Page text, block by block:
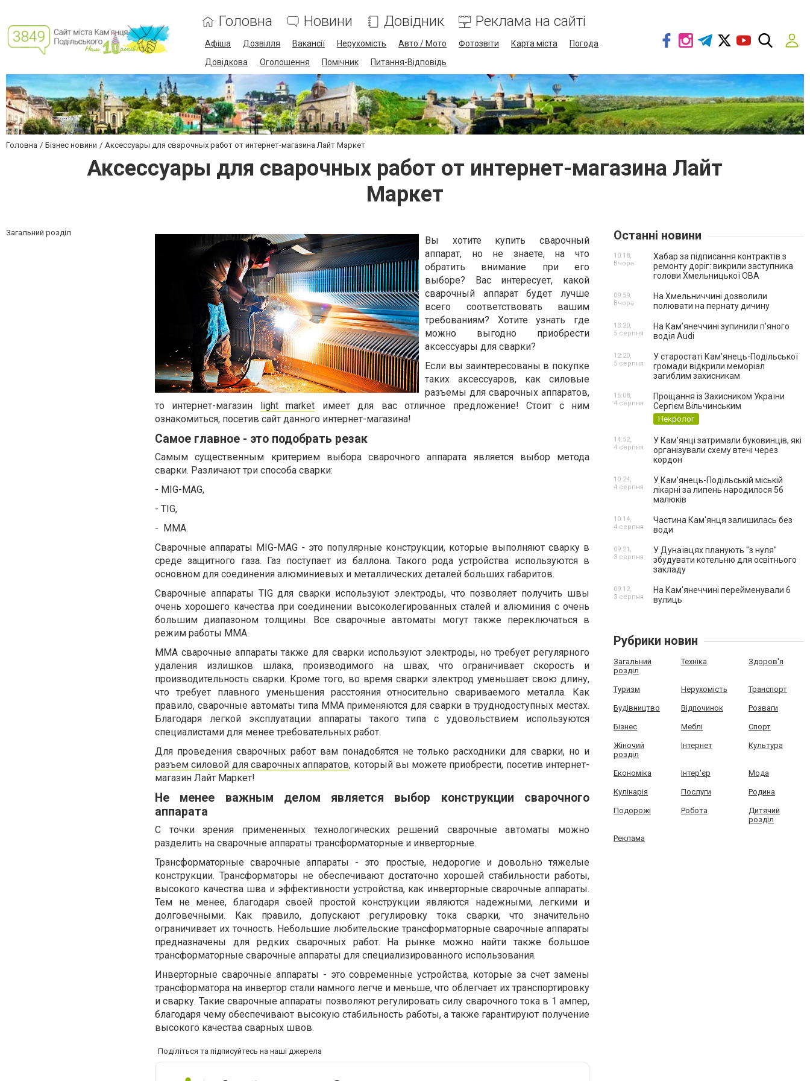
Головна Новини Довідник Реклама на сайті
Афіша Дозвілля Вакансії Нерухомість Авто / Мото Фотозвіти Карта міста
Погода
Довідкова
Оголошення Помічник Питання-Відповідь
Головна Бізнес новини Аксессуары для сварочных работ от интернет-магазина Лайт Маркет
Аксессуары для сварочных работ от интернет-магазина Лайт
Маркет
Загальний розділ
Вы хотите купить сварочный
аппарат, но не знаете, на что
обратить внимание при его
выборе? Вас интересует, какой
сварочный аппарат будет лучше
всего соответствовать вашим
требованиям? Хотите узнать где
можно выгодно приобрести
аксессуары для сварки?
Если вы заинтересованы в покупке
таких аксессуаров, как силовые
разъемы для сварочных аппаратов,
то интернет-магазин light market имеет для вас отличное предложение! Стоит с ним
ознакомиться, посетив сайт данного интернет-магазина!
Самое главное - это подобрать резак
Самым существенным критерием выбора сварочного аппарата является выбор метода
сварки. Различают три способа сварки:
- MIG-MAG,
- TIG,
- MMA.
Сварочные аппараты MIG-MAG - это популярные конструкции, которые выполняют сварку в
среде защитного газа. Газ поступает из баллона. Такого рода устройства используются в
основном для соединения алюминиевых и металлических деталей больших габаритов.
Сварочные аппараты TIG для сварки используют электроды, что позволяет получить швы
очень хорошего качества при соединении высоколегированных сталей и алюминия с очень
большим диапазоном толщины. Все сварочные автоматы могут также переключаться в
режим работы ММА.
MMA сварочные аппараты также для сварки используют электроды, но требует регулярного
удаления излишков шлака, производимого на швах, что ограничивает скорость и
производительность сварки. Кроме того, во время сварки электрод уменьшает свою длину,
что требует плавного уменьшения расстояния относительно свариваемого металла. Как
правило, сварочные автоматы типа ММА применяются для сварки в труднодоступных местах.
Благодаря легкой эксплуатации аппараты такого типа с удовольствием используются
специалистами для менее требовательных работ.
Для проведения сварочных работ вам понадобятся не только расходники для сварки, но и
разъем силовой для сварочных аппаратов, который вы можете приобрести, посетив интернет-
магазин Лайт Маркет!
Не менее важным делом является выбор конструкции сварочного
аппарата
С точки зрения примененных технологических решений сварочные автоматы можно
разделить на сварочные аппараты трансформаторные и инверторные.
Трансформаторные сварочные аппараты - это простые, недорогие и довольно тяжелые
конструкции. Трансформаторы не обеспечивают достаточно хорошей стабильности работы,
высокого качества шва и эффективности устройства, как инверторные сварочные аппараты.
Тем не менее, благодаря своей простой конструкции являются надежными, легкими и
долговечными. Как правило, допускают регулировку тока сварки, что значительно
ограничивает их точность. Небольшие любительские трансформаторные сварочные аппараты
предназначены для редких сварочных работ. На рынке можно найти также большое
трансформаторные сварочные аппараты для специализированного использования.
Инверторные сварочные аппараты - это современные устройства, которые за счет замены
трансформатора на инвертор стали намного легче и меньше, что облегчает их транспортировку
и сварку. Такие сварочные аппараты позволяют регулировать силу сварочного тока в 1 ампер,
благодаря чему обеспечивают высокую стабильность работы, а также гарантируют получение
высокого качества сварных швов.
Поділіться та підписуйтесь на наші джерела
Останні новини
Хабар за підписання контрактів з
ремонту доріг: викрили заступника
голови Хмельницької ОВА
10:18,
Вчора
На Хмельниччині дозволили
полювати на пернату дичину
09:59,
Вчора
На Камʼянеччині зупинили п'яного
водія Audi
13:20,
5 серпня
У старостаті Кам’янець-Подільської
громади відкрили меморіал
загиблим захисникам
12:20,
5 серпня
Прощання із Захисником України
Сергієм Вільчинським
Некролог
15:08,
4 серпня
У Кам’янці затримали буковинців, які
організували схему втечі через
кордон
14:52,
4 серпня
У Кам’янець-Подільській міській
лікарні за липень народилося 56
малюків
10:24,
4 серпня
Частина Кам'янця залишилась без
води
10:14,
4 серпня
У Дунаївцях планують "з нуля"
збудувати котельню для освітнього
закладу
09:21,
3 серпня
На Камʼянеччині перейменували 6
вулиць
09:12,
3 серпня
Рубрики новин
Загальний
розділ
Техніка Здоров'я
Туризм Нерухомість Транспорт
Будівництво Відпочинок Розваги
Бізнес Меблі Спорт
Жіночий
розділ
Інтернет Культура
Економіка Інтер'єр Мода
Кулінарія Послуги Родина
Подорожі Робота
Дитячий
розділ
Реклама